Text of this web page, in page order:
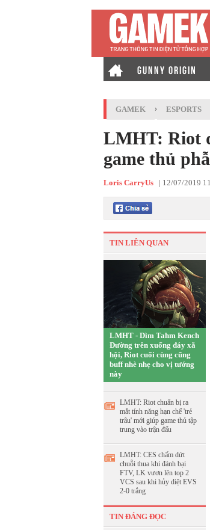
GUNNY ORIGIN
GAMEK › ESPORTS
LMHT: Riot
game thủ
Loris CarryUs | 12/07/2019
TIN LIÊN QUAN
LMHT - Dìm Tahm Kench
Đường trên xuống đáy xã
hội, Riot cuối cùng cũng
buff nhè nhẹ cho vị tướng
này
LMHT: Riot chuẩn bị ra
mắt tính năng hạn chế 'trẻ
trâu' mới giúp game thủ tập
trung vào trận đấu
LMHT: CES chấm dứt
chuỗi thua khi đánh bại
FTV, LK vươn lên top 2
VCS sau khi hủy diệt EVS
2-0 trắng
TIN ĐÁNG ĐỌC